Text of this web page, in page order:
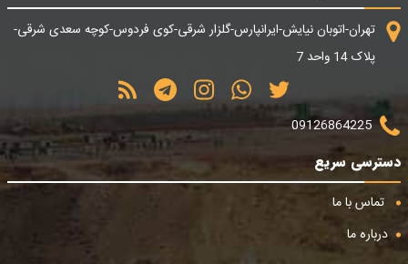
تهران-اتوبان نیایش-ایرانپارس-گلزار شرقی-کوی فردوس-کوچه سعدی شرقی-
پلاک 14 واحد 7
09126864225
دسترسی سریع
تماس با ما
درباره ما